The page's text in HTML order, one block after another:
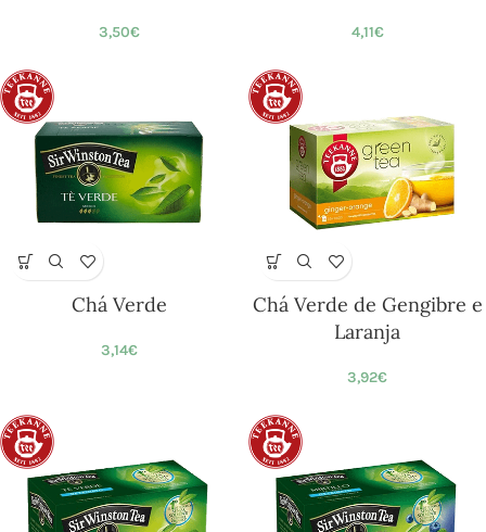
3,50€ 4,11€
Chá Verde
3,14€
Chá Verde de Gengibre e
Laranja
3,92€